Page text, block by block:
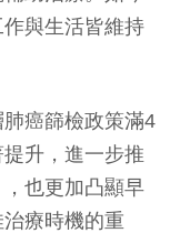
與生活皆維持
癌篩檢政策滿4
升，進一步推
也更加凸顯早
療時機的重